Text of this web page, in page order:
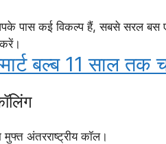
पास कई विकल्प हैं, सबसे सरल बस
बल्ब 11 साल तक
अंतरराष्ट्रीय कॉल।